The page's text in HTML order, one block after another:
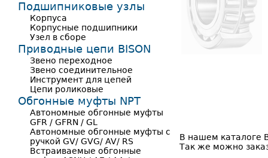
В нашем каталоге
Так же можно
Подшипниковые узлы
Корпуса
Корпусные подшипники
Узел в сборе
Приводные цепи BISON
Звено переходное
Звено соединительное
Инструмент для цепей
Цепи роликовые
Обгонные муфты NPT
Автономные обгонные муфты
GFR / GFRN / GL
Автономные обгонные муфты с
ручкой GV/ GVG/ AV/ RS
Встраиваемые обгонные